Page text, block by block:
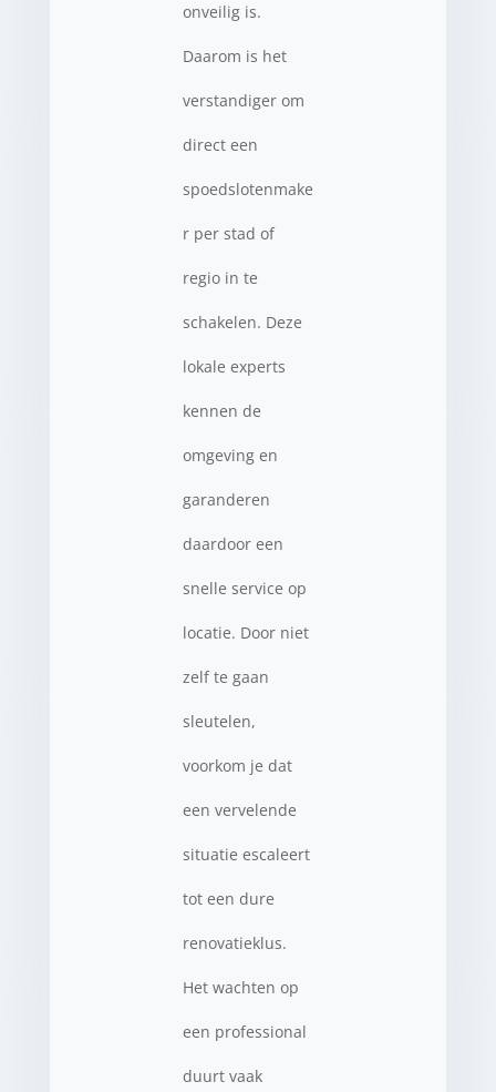
onveilig is.
Daarom is het
verstandiger om
direct een
spoedslotenmake
r per stad of
regio in te
schakelen. Deze
lokale experts
kennen de
omgeving en
garanderen
daardoor een
snelle service op
locatie. Door niet
zelf te gaan
sleutelen,
voorkom je dat
een vervelende
situatie escaleert
tot een dure
renovatieklus.
Het wachten op
een professional
duurt vaak